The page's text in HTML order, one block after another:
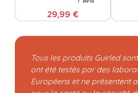
29,99 €
Tous les produits Guirled
ont été testés par des
Européens et ne présentent